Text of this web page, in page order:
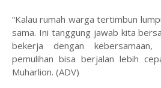
“Kalau rumah warga tertimbun
sama. Ini tanggung jawab kita
bekerja dengan
pemulihan bisa berjalan lebih
Muharlion. (ADV)